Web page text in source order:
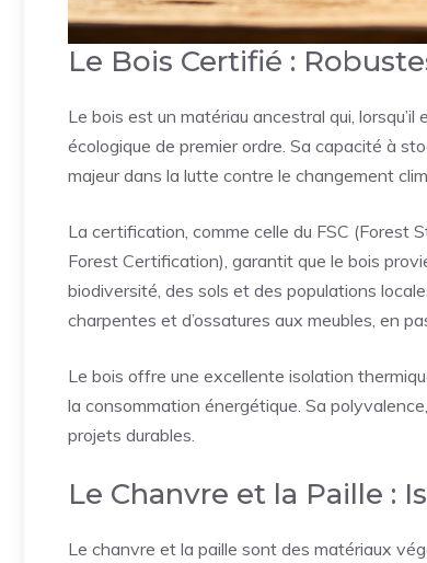
Le Bois Certifié :
Le bois est un matériau ancestral qui,
écologique de premier ordre. Sa capacité à
majeur dans la lutte contre le changement
La certification, comme celle du FSC (Forest
Forest Certification), garantit que le bois
biodiversité, des sols et des populations
charpentes et d’ossatures aux meubles, en
Le bois offre une excellente isolation
la consommation énergétique. Sa
projets durables.
Le Chanvre et la Paille :
Le chanvre et la paille sont des matériaux